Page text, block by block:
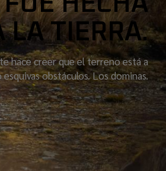
LA TIERRA.
hace creer que el terreno está a
obstáculos. Los dominas.